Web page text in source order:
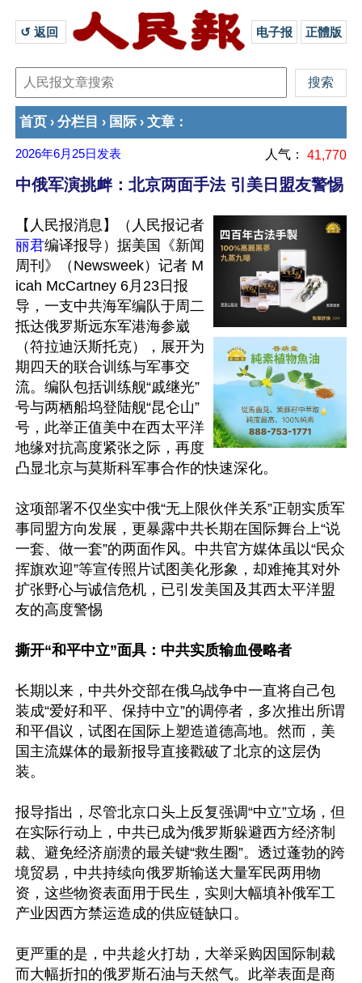
↺ 返回 电子报 正體版
首页 › 分栏目 › 国际 › 文章 ：
2026年6月25日 发表 人气： 41,770
中俄军演挑衅：北京两面手法 引美日盟友警惕
【人民报消息】（人民报记者
丽君编译报导）据美国《新闻
周刊》（Newsweek）记者 M
icah McCartney 6月23日报
导，一支中共海军编队于周二
抵达俄罗斯远东军港海参崴
（符拉迪沃斯托克），展开为
期四天的联合训练与军事交
流。编队包括训练舰“戚继光”
号与两栖船坞登陆舰“昆仑山”
号，此举正值美中在西太平洋
地缘对抗高度紧张之际，再度
凸显北京与莫斯科军事合作的快速深化。
这项部署不仅坐实中俄“无上限伙伴关系”正朝实质军
事同盟方向发展，更暴露中共长期在国际舞台上“说
一套、做一套”的两面作风。中共官方媒体虽以“民众
挥旗欢迎”等宣传照片试图美化形象，却难掩其对外
扩张野心与诚信危机，已引发美国及其西太平洋盟
友的高度警惕
撕开“和平中立”面具：中共实质输血侵略者
长期以来，中共外交部在俄乌战争中一直将自己包
装成“爱好和平、保持中立”的调停者，多次推出所谓
和平倡议，试图在国际上塑造道德高地。然而，美
国主流媒体的最新报导直接戳破了北京的这层伪
装。
报导指出，尽管北京口头上反复强调“中立”立场，但
在实际行动上，中共已成为俄罗斯躲避西方经济制
裁、避免经济崩溃的最关键“救生圈”。透过蓬勃的跨
境贸易，中共持续向俄罗斯输送大量军民两用物
资，这些物资表面用于民生，实则大幅填补俄军工
产业因西方禁运造成的供应链缺口。
更严重的是，中共趁火打劫，大举采购因国际制裁
而大幅折扣的俄罗斯石油与天然气。此举表面是商